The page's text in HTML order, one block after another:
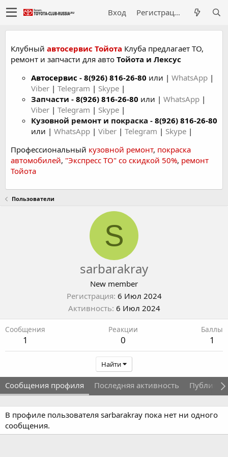
Вход Регистрация
Клубный автосервис Тойота Клуба предлагает ТО,
ремонт и запчасти для авто Тойота и Лексус
Автосервис - 8(926) 816-26-80 или | WhatsApp |
Viber | Telegram | Skype |
Запчасти - 8(926) 816-26-80 или | WhatsApp |
Viber | Telegram | Skype |
Кузовной ремонт и покраска - 8(926) 816-26-80
или | WhatsApp | Viber | Telegram | Skype |
Профессиональный кузовной ремонт, покраска
автомобилей, "Экспресс ТО" со скидкой 50%, ремонт
Тойота
Пользователи
S
sarbarakray
New member
Регистрация 6 Июл 2024
Активность 6 Июл 2024
Сообщения
1
Реакции
0
Баллы
1
Найти
Сообщения профиля Последняя активность
В профиле пользователя sarbarakray пока нет ни одного
сообщения.